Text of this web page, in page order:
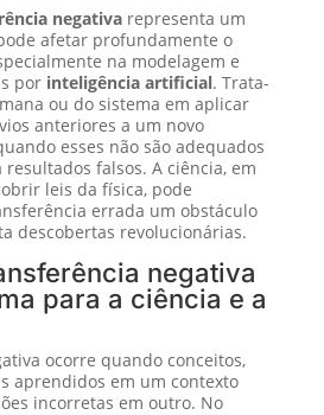
negativarepresenta um
afetar profundamente o
na modelagem e
por inteligência artificial. Trata-
ou do sistema em aplicar
anteriores a um novo
esses não são adequados
falsos. A ciência, em
leis da física, pode
errada um obstáculo
descobertas revolucionárias.
negativa
para a ciência e a
ocorre quando conceitos,
aprendidos em um contexto
incorretas em outro. No